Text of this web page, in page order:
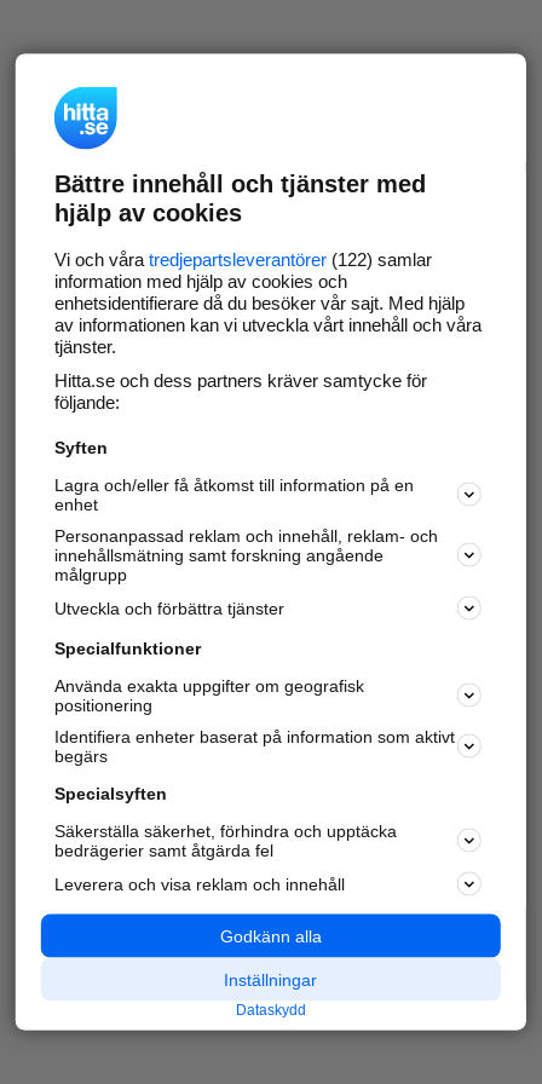
Bättre innehåll och tjänster med
hjälp av cookies
Vi och våra tredjepartsleverantörer(122) samlar
information med hjälp av cookies och
enhetsidentifierare då du besöker vår sajt. Med hjälp
av informationen kan vi utveckla vårt innehåll och våra
tjänster.
Hitta.se och dess partners kräver samtycke för
följande:
Syften
Lagra och/eller få åtkomst till information på en
enhet
Personanpassad reklam och innehåll, reklam- och
innehållsmätning samt forskning angående
målgrupp
Utveckla och förbättra tjänster
Specialfunktioner
Använda exakta uppgifter om geografisk
positionering
Identifiera enheter baserat på information som aktivt
begärs
Specialsyften
Säkerställa säkerhet, förhindra och upptäcka
bedrägerier samt åtgärda fel
Leverera och visa reklam och innehåll
Godkänn alla
Inställningar
Dataskydd